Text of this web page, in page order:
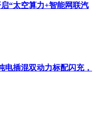
“太空算力+智能网联汽
电插混双动力标配闪充，